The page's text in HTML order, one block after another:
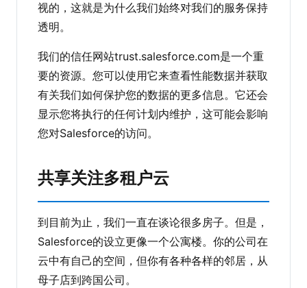
视的，这就是为什么我们始终对我们的服务保持
透明。
我们的信任网站trust.salesforce.com是一个重
要的资源。您可以使用它来查看性能数据并获取
有关我们如何保护您的数据的更多信息。它还会
显示您将执行的任何计划内维护，这可能会影响
您对Salesforce的访问。
共享关注多租户云
到目前为止，我们一直在谈论很多房子。但是，
Salesforce的设立更像一个公寓楼。你的公司在
云中有自己的空间，但你有各种各样的邻居，从
母子店到跨国公司。